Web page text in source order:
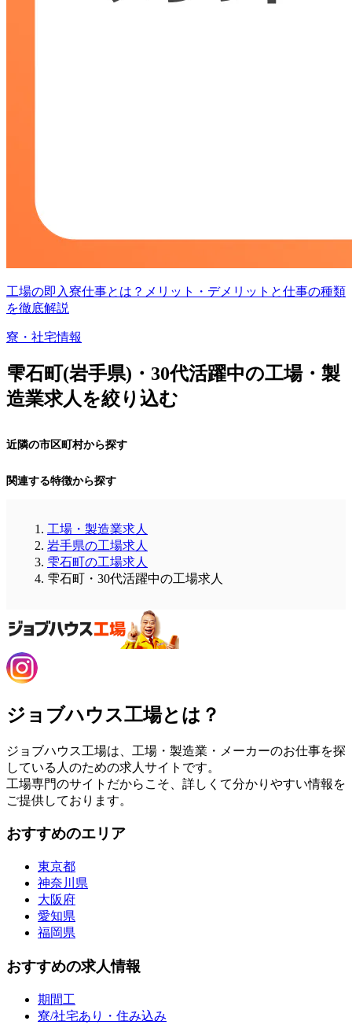
工場の即入寮仕事とは？メリット・デメリットと仕事の種類
を徹底解説
寮・社宅情報
雫石町(岩手県)・30代活躍中の工場・製
造業求人を絞り込む
近隣の市区町村から探す
関連する特徴から探す
工場・製造業求人
岩手県の工場求人
雫石町の工場求人
雫石町・30代活躍中の工場求人
ジョブハウス工場とは？
ジョブハウス工場は、工場・製造業・メーカーのお仕事を探
している人のための求人サイトです。
工場専門のサイトだからこそ、詳しくて分かりやすい情報を
ご提供しております。
おすすめのエリア
東京都
神奈川県
大阪府
愛知県
福岡県
おすすめの求人情報
期間工
寮/社宅あり・住み込み